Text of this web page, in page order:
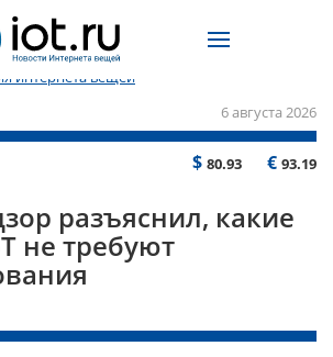
интернета вещей
6 августа 2026
$ 80.93 € 93.19
разъяснил, какие
не требуют